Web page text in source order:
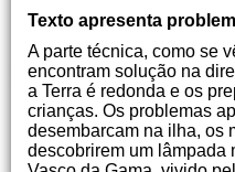
Texto apresenta
A parte técnica, como se
encontram solução na
a Terra é redonda e os
crianças. Os problemas
desembarcam na ilha, os
descobrirem um lâmpada